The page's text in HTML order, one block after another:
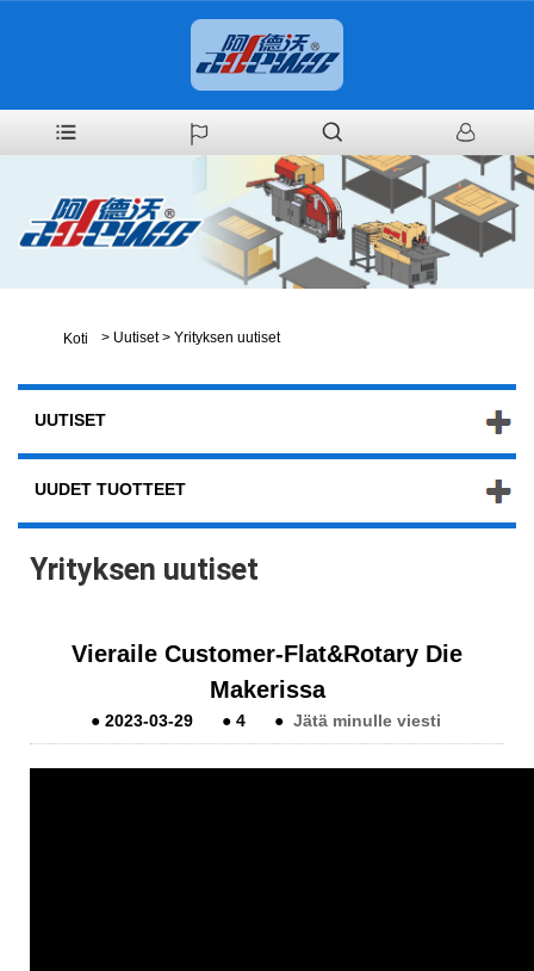
Koti > Uutiset > Yrityksen uutiset
UUTISET
UUDET TUOTTEET
Yrityksen uutiset
Vieraile Customer-Flat&Rotary Die
Makerissa
●2023-03-29 ●4 ● Jätä minulle viesti